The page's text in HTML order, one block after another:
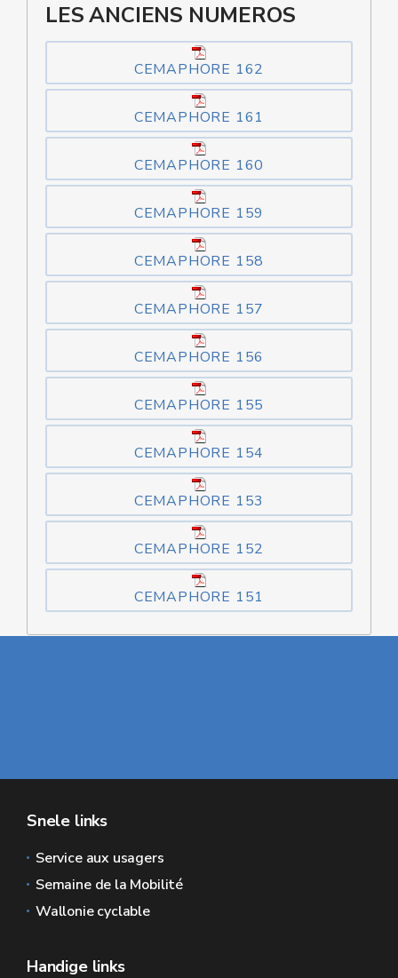
LES ANCIENS NUMEROS
CEMAPHORE 162
CEMAPHORE 161
CEMAPHORE 160
CEMAPHORE 159
CEMAPHORE 158
CEMAPHORE 157
CEMAPHORE 156
CEMAPHORE 155
CEMAPHORE 154
CEMAPHORE 153
CEMAPHORE 152
CEMAPHORE 151
Snele links
Service aux usagers
Semaine de la Mobilité
Wallonie cyclable
Handige links